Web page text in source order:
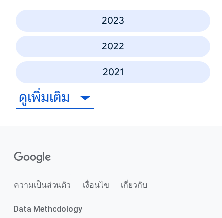
2023
2022
2021
ดูเพิ่มเติม
ความเป็นส่วนตัว เงื่อนไข เกี่ยวกับ
Data Methodology